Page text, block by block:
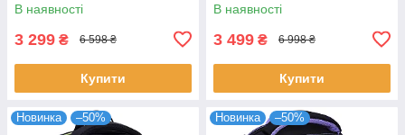
В наявності
3 299 ₴ 6 598 ₴
Купити
В наявності
3 499 ₴ 6 998 ₴
Купити
Новинка –50% Новинка –50%